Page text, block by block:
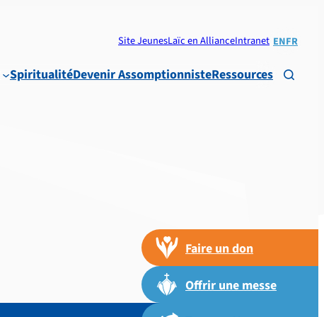
Site JeunesLaïc en AllianceIntranet ENFR
SpiritualitéDevenir AssomptionnisteRessources 
Faire un don
Offrir une messe